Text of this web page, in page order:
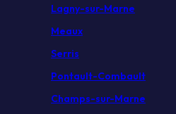
Lagny-sur-Marne
Meaux
Serris
Pontault-Combault
Champs-sur-Marne